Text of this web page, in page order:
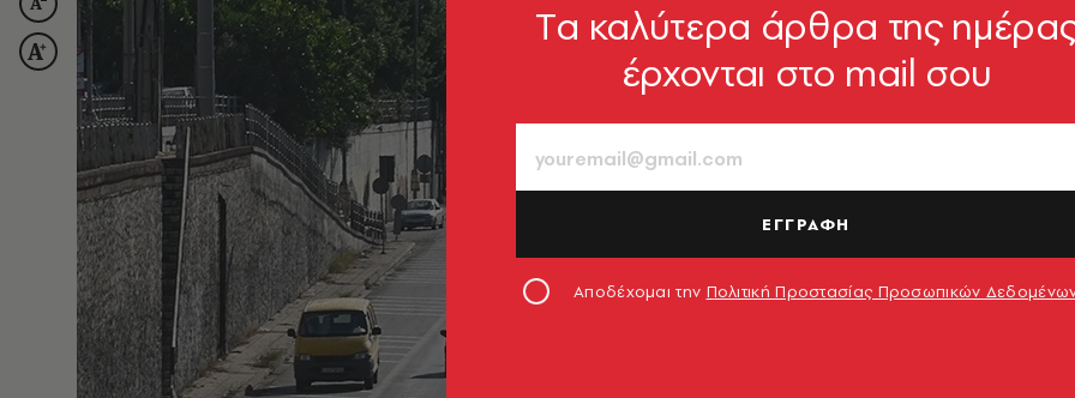
Tα καλύτερα άρθρα της
έρχονται στο mail σου
ΕΓΓΡΑΦΗ
Αποδέχομαι την Πολιτική Προστασίας Προσωπικών